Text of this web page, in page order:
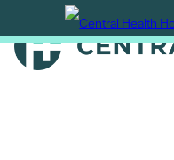
al
contenido